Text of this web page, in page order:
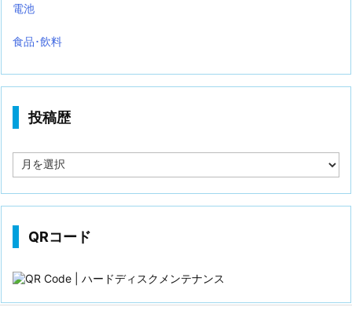
電池
食品･飲料
投稿歴
稿
QRコード